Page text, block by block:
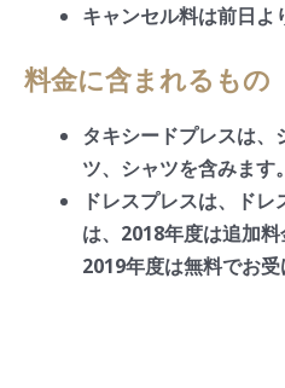
キャンセル料は前日よ
料金に含まれるもの
タキシードプレスは、
ツ、シャツを含みます。
ドレスプレスは、ド
は、2018年度は追加料
2019年度は無料でお受